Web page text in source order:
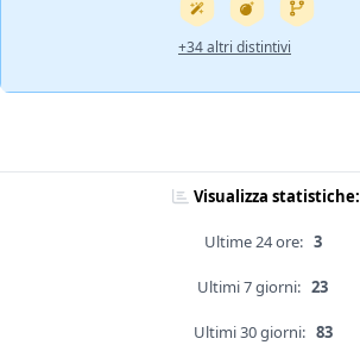
+34 altri distintivi
Visualizza statistiche:
Ultime 24 ore: 3
Ultimi 7 giorni: 23
Ultimi 30 giorni: 83